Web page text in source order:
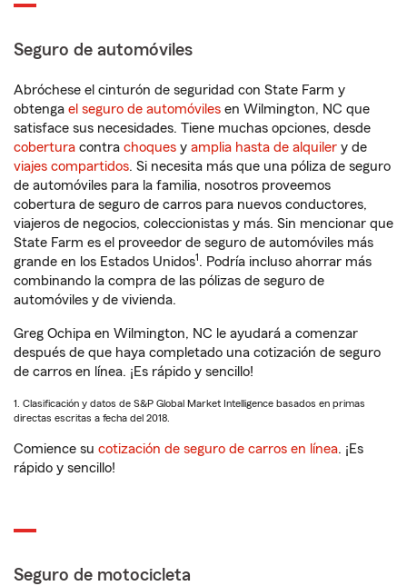
Seguro de automóviles
Abróchese el cinturón de seguridad con State Farm y
obtenga el seguro de automóviles en Wilmington, NC que
satisface sus necesidades. Tiene muchas opciones, desde
cobertura contra choques y amplia hasta de alquiler y de
viajes compartidos. Si necesita más que una póliza de seguro
de automóviles para la familia, nosotros proveemos
cobertura de seguro de carros para nuevos conductores,
viajeros de negocios, coleccionistas y más. Sin mencionar que
State Farm es el proveedor de seguro de automóviles más
grande en los Estados Unidos1 . Podría incluso ahorrar más
combinando la compra de las pólizas de seguro de
automóviles y de vivienda.
Greg Ochipa en Wilmington, NC le ayudará a comenzar
después de que haya completado una cotización de seguro
de carros en línea. ¡Es rápido y sencillo!
1. Clasificación y datos de S&P Global Market Intelligence basados en primas
directas escritas a fecha del 2018.
Comience su cotización de seguro de carros en línea. ¡Es
rápido y sencillo!
Seguro de motocicleta